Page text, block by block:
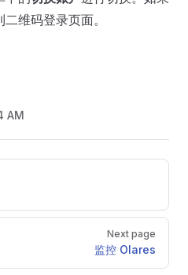
维码登录页面。
AM
Next page
监控 Olares